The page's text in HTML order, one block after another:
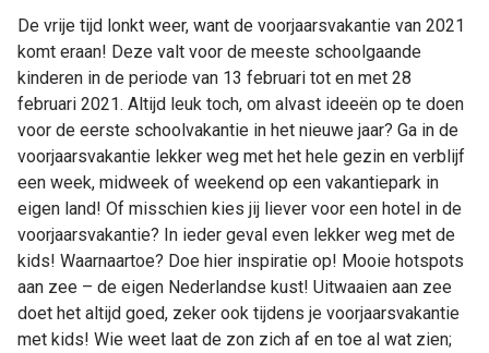
De vrije tijd lonkt weer, want de voorjaarsvakantie van 2021
komt eraan! Deze valt voor de meeste schoolgaande
kinderen in de periode van 13 februari tot en met 28
februari 2021. Altijd leuk toch, om alvast ideeën op te doen
voor de eerste schoolvakantie in het nieuwe jaar? Ga in de
voorjaarsvakantie lekker weg met het hele gezin en verblijf
een week, midweek of weekend op een vakantiepark in
eigen land! Of misschien kies jij liever voor een hotel in de
voorjaarsvakantie? In ieder geval even lekker weg met de
kids! Waarnaartoe? Doe hier inspiratie op! Mooie hotspots
aan zee – de eigen Nederlandse kust! Uitwaaien aan zee
doet het altijd goed, zeker ook tijdens je voorjaarsvakantie
met kids! Wie weet laat de zon zich af en toe al wat zien;
in
de
voorjaarsvakantie
2021?